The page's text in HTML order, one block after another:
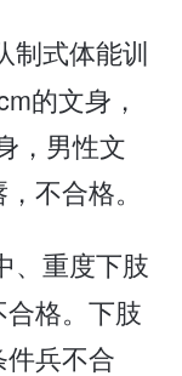
制式体能训
的文身，
，男性文
不合格。
、重度下肢
格。下肢
兵不合